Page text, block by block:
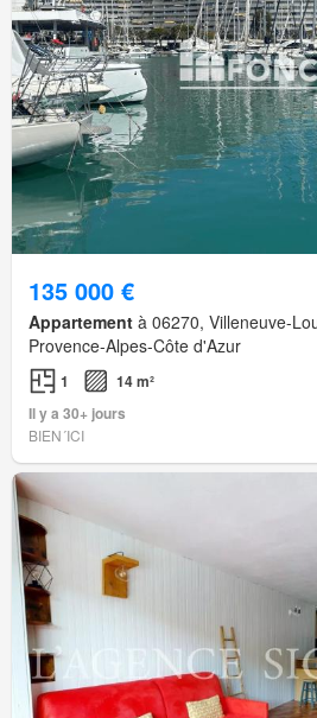
135 000 €
Appartement à 06270, Villeneuve-
Provence-Alpes-Côte d'Azur
1
14 m²
Il y a 30+ jours
BIEN´ICI